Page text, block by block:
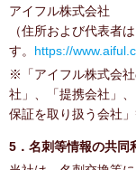
アイフル株式会社
（住所および代表者
す。 https://
※「アイフル株式会
社」、「提携会社」
保証を取り扱う会社
5．名刺等情報の共同